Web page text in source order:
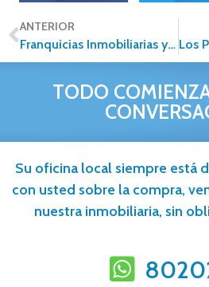
ANTERIOR
Franquicias Inmobiliarias y Compromiso Social: Forjando un Futuro Sostenible
TODO
Su oficina local siempre está
con usted sobre la compra,
nuestra inmobiliaria, sin